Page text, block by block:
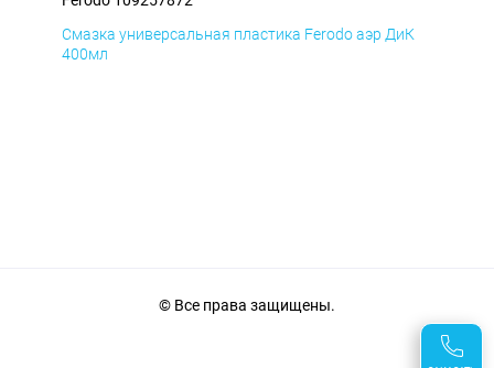
Смазка универсальная пластика Ferodo аэр ДиК
400мл
© Все права защищены.